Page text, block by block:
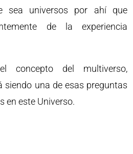
sea universos por ahí que
de la experiencia
del multiverso,
siendo una de esas preguntas
en este Universo.